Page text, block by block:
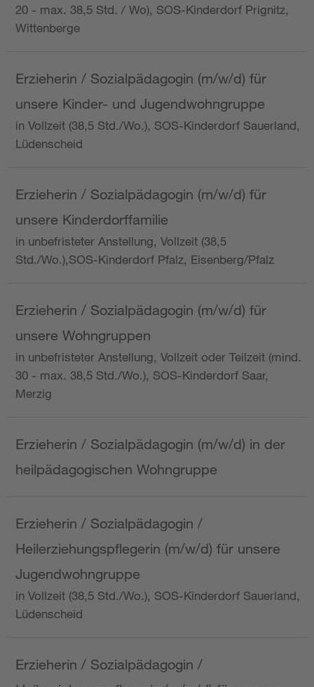
20 - max. 38,5 Std. / Wo), SOS-Kinderdorf Prignitz,
Wittenberge
Erzieherin / Sozialpädagogin (m/w/d) für
unsere Kinder- und Jugendwohngruppe
in Vollzeit (38,5 Std./Wo.), SOS-Kinderdorf Sauerland,
Lüdenscheid
Erzieherin / Sozialpädagogin (m/w/d) für
unsere Kinderdorffamilie
in unbefristeter Anstellung, Vollzeit (38,5
Std./Wo.),SOS-Kinderdorf Pfalz, Eisenberg/Pfalz
Erzieherin / Sozialpädagogin (m/w/d) für
unsere Wohngruppen
in unbefristeter Anstellung, Vollzeit oder Teilzeit (mind.
30 - max. 38,5 Std./Wo.), SOS-Kinderdorf Saar,
Merzig
Erzieherin / Sozialpädagogin (m/w/d) in der
heilpädagogischen Wohngruppe
Erzieherin / Sozialpädagogin /
Heilerziehungspflegerin (m/w/d) für unsere
Jugendwohngruppe
in Vollzeit (38,5 Std./Wo.), SOS-Kinderdorf Sauerland,
Lüdenscheid
Erzieherin / Sozialpädagogin /